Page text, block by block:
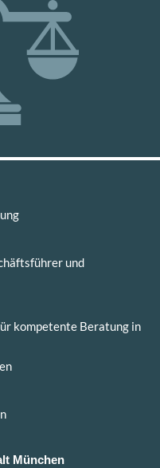
und
kompetente Beratung in
München